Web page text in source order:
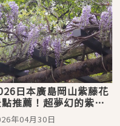
日本廣島岡山紫藤花
推薦！超夢幻的紫藤
魯冰花同框美景
年04月30日